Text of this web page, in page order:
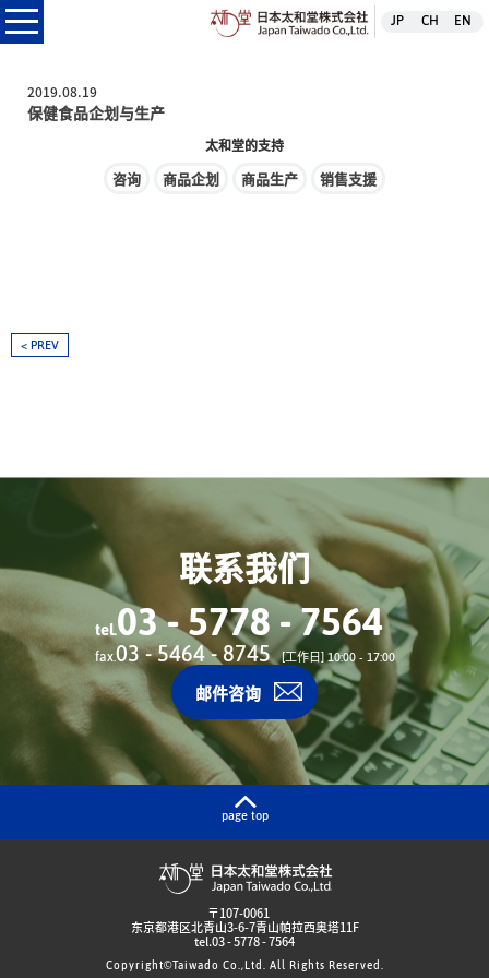
日本太和堂株
太和堂株式会社
JP CH EN
2019.08.19
保健食品企划与生产
太和堂的支持
咨询 商品企划 商品生产 销售支援
< PREV
联系我们
tel.03 - 5778 - 7564
fax.03 - 5464 - 8745 [工作日] 10:00 - 17:00
邮件咨询
page top
〒107-0061
东京都港区北青山3-6-7青山帕拉西奥塔11F
tel.03 - 5778 - 7564
Copyright©Taiwado Co.,Ltd. All Rights Reserved.